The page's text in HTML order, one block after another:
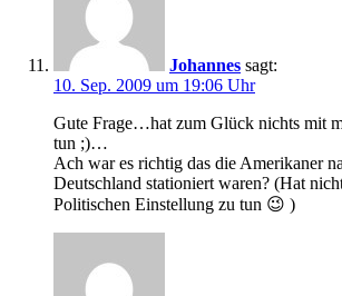
Johannes sagt:
10. Sep. 2009 um 19:06 Uhr
Gute Frage…hat zum Glück nichts mit
tun ;)…
Ach war es richtig das die Amerikaner
Deutschland stationiert waren? (Hat
Politischen Einstellung zu tun 😉 )